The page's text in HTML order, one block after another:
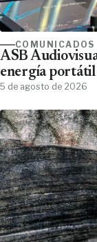
COMUNICADOS
ASB
energía portátil
5 de agosto de 2026